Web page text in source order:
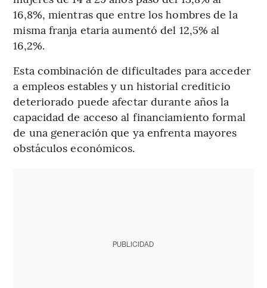
16,8%, mientras que entre los hombres de la
misma franja etaria aumentó del 12,5% al
16,2%.
Esta combinación de dificultades para acceder
a empleos estables y un historial crediticio
deteriorado puede afectar durante años la
capacidad de acceso al financiamiento formal
de una generación que ya enfrenta mayores
obstáculos económicos.
PUBLICIDAD